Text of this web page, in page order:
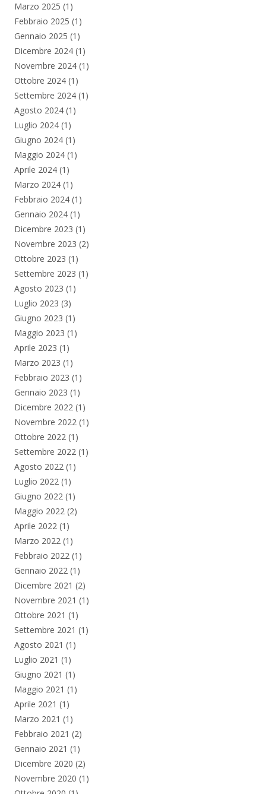
Marzo 2025 (1)
Febbraio 2025 (1)
Gennaio 2025 (1)
Dicembre 2024 (1)
Novembre 2024 (1)
Ottobre 2024 (1)
Settembre 2024 (1)
Agosto 2024 (1)
Luglio 2024 (1)
Giugno 2024 (1)
Maggio 2024 (1)
Aprile 2024 (1)
Marzo 2024 (1)
Febbraio 2024 (1)
Gennaio 2024 (1)
Dicembre 2023 (1)
Novembre 2023 (2)
Ottobre 2023 (1)
Settembre 2023 (1)
Agosto 2023 (1)
Luglio 2023 (3)
Giugno 2023 (1)
Maggio 2023 (1)
Aprile 2023 (1)
Marzo 2023 (1)
Febbraio 2023 (1)
Gennaio 2023 (1)
Dicembre 2022 (1)
Novembre 2022 (1)
Ottobre 2022 (1)
Settembre 2022 (1)
Agosto 2022 (1)
Luglio 2022 (1)
Giugno 2022 (1)
Maggio 2022 (2)
Aprile 2022 (1)
Marzo 2022 (1)
Febbraio 2022 (1)
Gennaio 2022 (1)
Dicembre 2021 (2)
Novembre 2021 (1)
Ottobre 2021 (1)
Settembre 2021 (1)
Agosto 2021 (1)
Luglio 2021 (1)
Giugno 2021 (1)
Maggio 2021 (1)
Aprile 2021 (1)
Marzo 2021 (1)
Febbraio 2021 (2)
Gennaio 2021 (1)
Dicembre 2020 (2)
Novembre 2020 (1)